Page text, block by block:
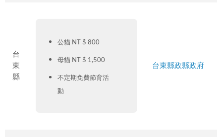
台
東
縣
公貓 NT $ 800
母貓 NT $ 1,500
不定期免費節育活
動
台東縣政縣政府